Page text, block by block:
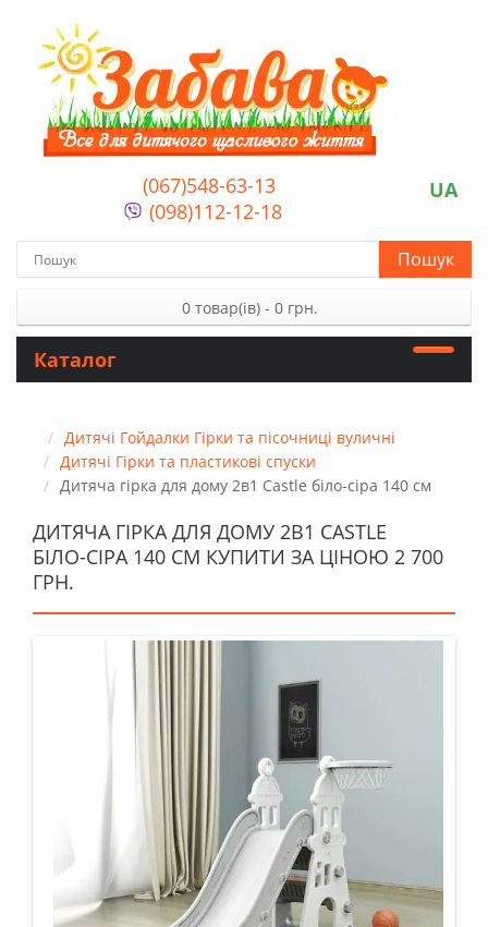
(067)548-63-13
(098)112-12-18
UA
Пошук
0 товар(ів) - 0 грн.
Каталог
Дитячі Гойдалки Гірки та пісочниці вуличні
Дитячі Гірки та пластикові спуски
Дитяча гірка для дому 2в1 Castle біло-сіра 140 см
ДИТЯЧА ГІРКА ДЛЯ ДОМУ 2В1 CASTLE
БІЛО-СІРА 140 СМ КУПИТИ ЗА ЦІНОЮ 2 700
ГРН.